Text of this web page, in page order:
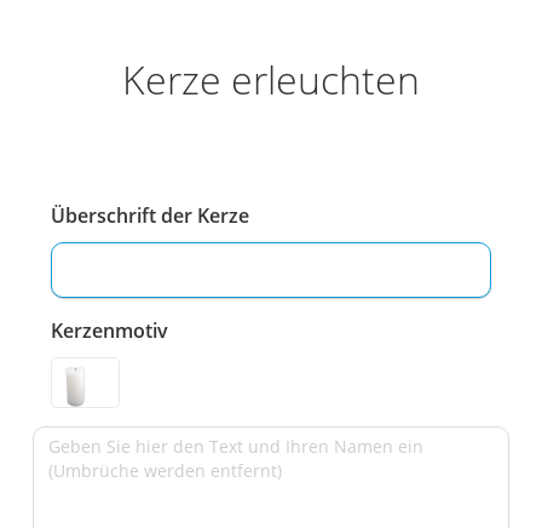
Kerze erleuchten
Überschrift der Kerze
Kerzenmotiv